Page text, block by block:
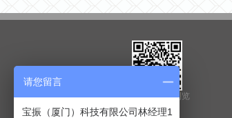
扫一扫用手机浏览
请您留言
宝振（厦门）科技有限公司林经理1